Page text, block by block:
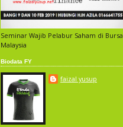
Seminar Wajib Pelabur Saham di Bursa
Malaysia
Biodata FY
faizal yusup